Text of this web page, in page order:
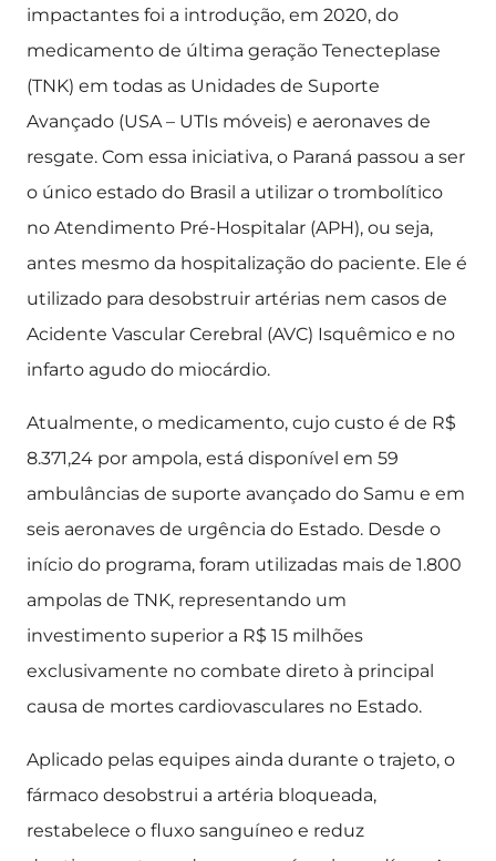
impactantes foi a introdução, em 2020, do
medicamento de última geração Tenecteplase
(TNK) em todas as Unidades de Suporte
Avançado (USA – UTIs móveis) e aeronaves de
resgate. Com essa iniciativa, o Paraná passou a ser
o único estado do Brasil a utilizar o trombolítico
no Atendimento Pré-Hospitalar (APH), ou seja,
antes mesmo da hospitalização do paciente. Ele é
utilizado para desobstruir artérias nem casos de
Acidente Vascular Cerebral (AVC) Isquêmico e no
infarto agudo do miocárdio.
Atualmente, o medicamento, cujo custo é de R$
8.371,24 por ampola, está disponível em 59
ambulâncias de suporte avançado do Samu e em
seis aeronaves de urgência do Estado. Desde o
início do programa, foram utilizadas mais de 1.800
ampolas de TNK, representando um
investimento superior a R$ 15 milhões
exclusivamente no combate direto à principal
causa de mortes cardiovasculares no Estado.
Aplicado pelas equipes ainda durante o trajeto, o
fármaco desobstrui a artéria bloqueada,
restabelece o fluxo sanguíneo e reduz